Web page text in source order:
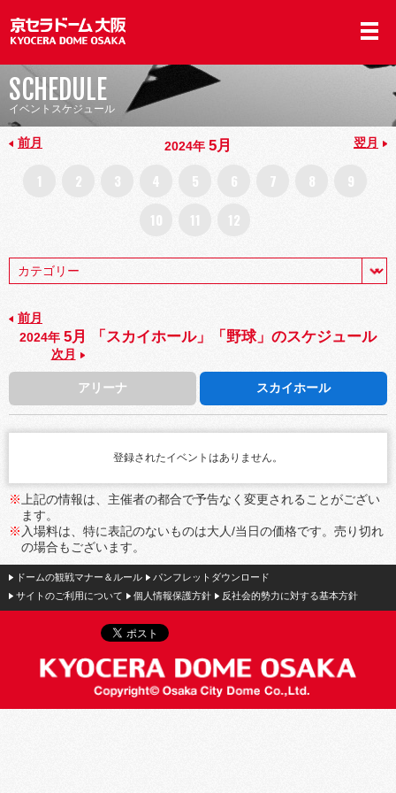
SCHEDULE
イベントスケジュール
前月 2024年 5月 翌月
1 2 3 4 5 6 7 8
9
10
11 12
前月
2024年 5月 「スカイホール」「野球」のスケジュール
次月
アリーナ スカイホール
登録されたイベントはありません。
※ 上記の情報は、主催者の都合で予告なく変更されることがござい
ます。
※ 入場料は、特に表記のないものは大人/当日の価格です。売り切れ
の場合もございます。
ドームの観戦マナー＆ルール
パンフレットダウンロード
サイトのご利用について
個人情報保護方針 反社会的勢力に対する基本方針